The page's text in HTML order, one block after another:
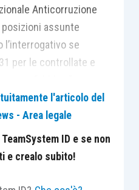
Anticorruzione
assunte
l’interrogativo se
per le controllate e
il legislatore del D.Lgs.
del 17 giugno del 2015,
fondamentale che
l'articolo del
- Area legale
ID e se non
e crealo subito!